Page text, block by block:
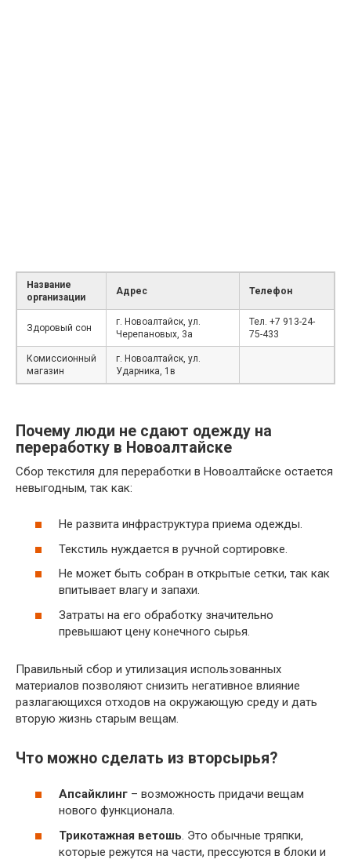
Название
организации
Адрес Телефон
Здоровый сон
г. Новоалтайск, ул.
Черепановых, 3а
Тел. +7 913-24-
75-433
Комиссионный
магазин
г. Новоалтайск, ул.
Ударника, 1в
Почему люди не сдают одежду на
переработку в Новоалтайске
Сбор текстиля для переработки в Новоалтайске остается
невыгодным, так как:
Не развита инфраструктура приема одежды.
Текстиль нуждается в ручной сортировке.
Не может быть собран в открытые сетки, так как
впитывает влагу и запахи.
Затраты на его обработку значительно
превышают цену конечного сырья.
Правильный сбор и утилизация использованных
материалов позволяют снизить негативное влияние
разлагающихся отходов на окружающую среду и дать
вторую жизнь старым вещам.
Что можно сделать из вторсырья?
Апсайклинг – возможность придачи вещам
нового функционала.
Трикотажная ветошь. Это обычные тряпки,
которые режутся на части, прессуются в блоки и